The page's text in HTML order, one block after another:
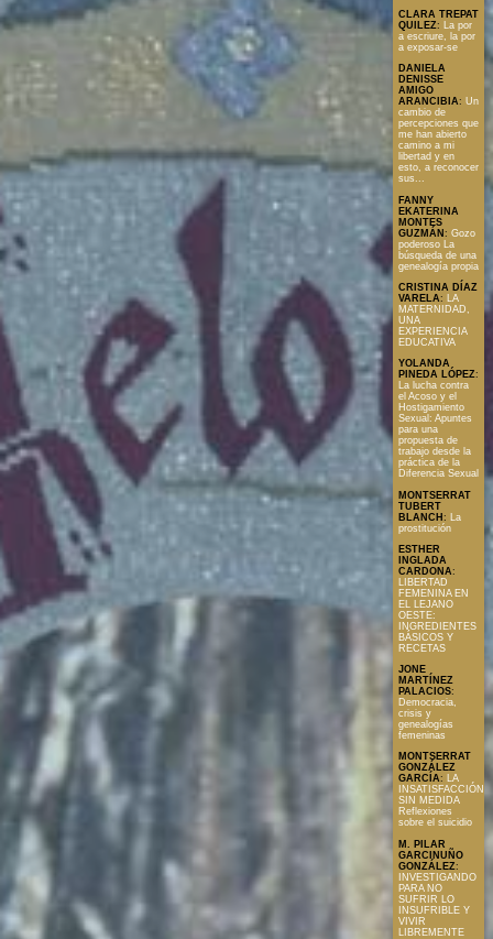
CLARA TREPAT
QUILEZ: La por
a escriure, la por
a exposar-se
DANIELA
DENISSE
AMIGO
ARANCIBIA: Un
cambio de
percepciones que
me han abierto
camino a mi
libertad y en
esto, a reconocer
sus...
FANNY
EKATERINA
MONTES
GUZMÁN : Gozo
poderoso La
búsqueda de una
genealogía propia
CRISTINA DÍAZ
VARELA: LA
MATERNIDAD,
UNA
EXPERIENCIA
EDUCATIVA
YOLANDA
PINEDA LÓPEZ:
La lucha contra
el Acoso y el
Hostigamiento
Sexual: Apuntes
para una
propuesta de
trabajo desde la
práctica de la
Diferencia Sexual
MONTSERRAT
TUBERT
BLANCH :
La
prostitución
ESTHER
INGLADA
CARDONA:
LIBERTAD
FEMENINA EN
EL LEJANO
OESTE:
INGREDIENTES
BÁSICOS Y
RECETAS
JONE
MARTÍNEZ
PALACIOS:
Democracia,
crisis y
genealogías
femeninas
MONTSERRAT
GONZÁLEZ
GARCÍA: LA
INSATISFACCIÓN
SIN MEDIDA
Reflexiones
sobre el suicidio
M. PILAR
GARCINUÑO
GONZÁLEZ:
INVESTIGANDO
PARA NO
SUFRIR LO
INSUFRIBLE Y
VIVIR
LIBREMENTE